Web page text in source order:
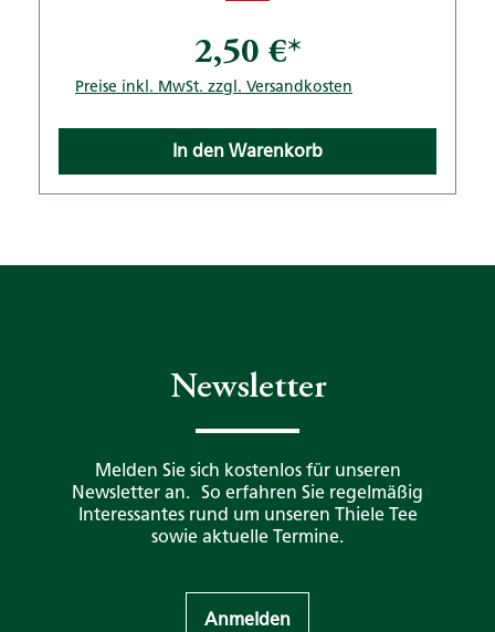
2,50 €*
Preise inkl. MwSt. zzgl. Versandkosten
In den Warenkorb
Newsletter
Melden Sie sich kostenlos für unseren
Newsletter an. So erfahren Sie regelmäßig
Interessantes rund um unseren Thiele Tee
sowie aktuelle Termine.
Anmelden